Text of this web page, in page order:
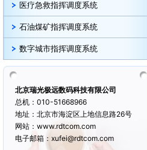
医疗急救指挥调度系统
石油煤矿指挥调度系统
数字城市指挥调度系统
北京瑞光极远数码科技有限公司
总机：010-51668966
地址：北京市海淀区上地信息路26号
网站：www.rdtcom.com
电子邮箱：xufei@rdtcom.com